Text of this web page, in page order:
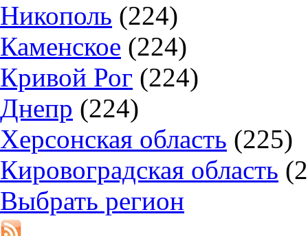
Никополь (224)
Каменское (224)
Кривой Рог (224)
Днепр (224)
Херсонская область (225)
Кировоградская область
Выбрать регион